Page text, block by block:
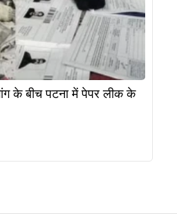
के बीच पटना में पेपर लीक के